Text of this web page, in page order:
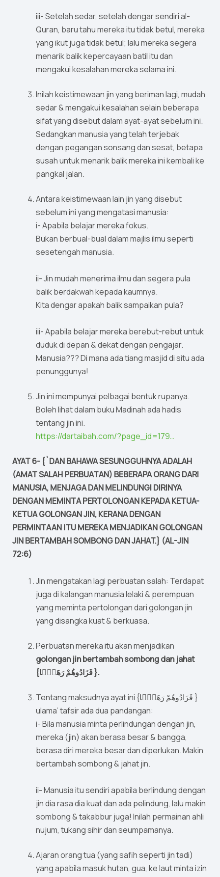
iii- Setelah sedar, setelah dengar sendiri al-
Quran, baru tahu mereka itu tidak betul, mereka
yang ikut juga tidak betul; lalu mereka segera
menarik balik kepercayaan batil itu dan
mengakui kesalahan mereka selama ini.
Inilah keistimewaan jin yang beriman lagi, mudah
sedar & mengakui kesalahan selain beberapa
sifat yang disebut dalam ayat-ayat sebelum ini.
Sedangkan manusia yang telah terjebak
dengan pegangan sonsang dan sesat, betapa
susah untuk menarik balik mereka ini kembali ke
pangkal jalan.
Antara keistimewaan lain jin yang disebut
sebelum ini yang mengatasi manusia:
i- Apabila belajar mereka fokus.
Bukan berbual-bual dalam majlis ilmu seperti
sesetengah manusia.
ii- Jin mudah menerima ilmu dan segera pula
balik berdakwah kepada kaumnya.
Kita dengar apakah balik sampaikan pula?
iii- Apabila belajar mereka berebut-rebut untuk
duduk di depan & dekat dengan pengajar.
Manusia??? Di mana ada tiang masjid di situ ada
penunggunya!
Jin ini mempunyai pelbagai bentuk rupanya.
Boleh lihat dalam buku Madinah ada hadis
tentang jin ini.
https://dartaibah.com/?page_id=179…
AYAT 6- {`DAN BAHAWA SESUNGGUHNYA ADALAH
(AMAT SALAH PERBUATAN) BEBERAPA ORANG DARI
MANUSIA, MENJAGA DAN MELINDUNGI DIRINYA
DENGAN MEMINTA PERTOLONGAN KEPADA KETUA-
KETUA GOLONGAN JIN, KERANA DENGAN
PERMINTAAN ITU MEREKA MENJADIKAN GOLONGAN
JIN BERTAMBAH SOMBONG DAN JAHAT.} (AL-JIN
72:6)
Jin mengatakan lagi perbuatan salah: Terdapat
juga di kalangan manusia lelaki & perempuan
yang meminta pertolongan dari golongan jin
yang disangka kuat & berkuasa.
Perbuatan mereka itu akan menjadikan
golongan jin bertambah sombong dan jahat
{فَزَادُوهُمْ رَهَقًۭا }.
Tentang maksudnya ayat ini {فَزَادُوهُمْ رَهَقًۭا }
ulama’ tafsir ada dua pandangan:
i- Bila manusia minta perlindungan dengan jin,
mereka (jin) akan berasa besar & bangga,
berasa diri mereka besar dan diperlukan. Makin
bertambah sombong & jahat jin.
ii- Manusia itu sendiri apabila berlindung dengan
jin dia rasa dia kuat dan ada pelindung, lalu makin
sombong & takabbur juga! Inilah permainan ahli
nujum, tukang sihir dan seumpamanya.
Ajaran orang tua (yang safih seperti jin tadi)
yang apabila masuk hutan, gua, ke laut minta izin